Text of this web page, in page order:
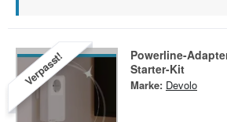
Verpasst!
Powerline-
Starter-Kit
Marke: Devolo